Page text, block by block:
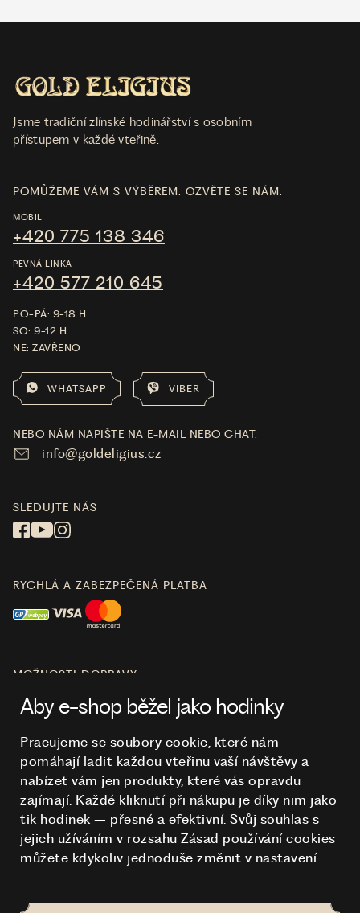
Jsme tradiční zlínské hodinářství s osobním
přístupem v každé vteřině.
O NÁKUPU
HODINKY
POMŮŽEME VÁM S VÝBĚREM. OZVĚTE SE NÁM.
MOBIL
+420 775 138 346
PEVNÁ LINKA
+420 577 210 645
PO-PÁ: 9-18 H
SO: 9-12 H
NE: ZAVŘENO
WHATSAPP VIBER
NEBO NÁM NAPIŠTE NA E-MAIL NEBO CHAT.
info@goldeligius.cz
SLEDUJTE NÁS
RYCHLÁ A ZABEZPEČENÁ PLATBA
MOŽNOSTI DOPRAVY
Aby e-shop běžel jako hodinky
Pracujeme se soubory cookie, které nám
pomáhají ladit každou vteřinu vaší návštěvy a
nabízet vám jen produkty, které vás opravdu
zajímají. Každé kliknutí při nákupu je díky nim jako
tik hodinek – přesné a efektivní. Svůj souhlas s
jejich užíváním v rozsahu Zásad používání cookies
můžete kdykoliv jednoduše změnit v nastavení.